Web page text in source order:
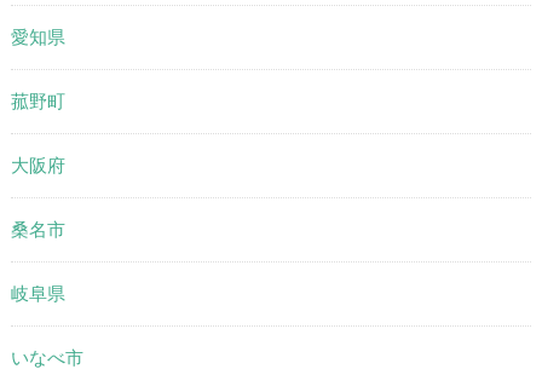
愛知県
菰野町
大阪府
桑名市
岐阜県
いなべ市